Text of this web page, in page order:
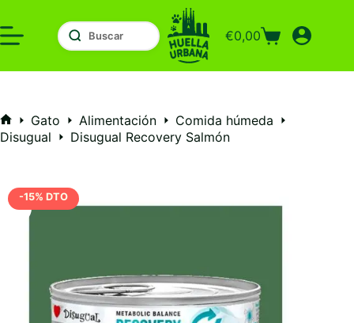
al
contenido
Carro
compra
€0,00
Inicio
Gato Alimentación
Comida húmeda
Disugual
Disugual Recovery Salmón
-15% DTO